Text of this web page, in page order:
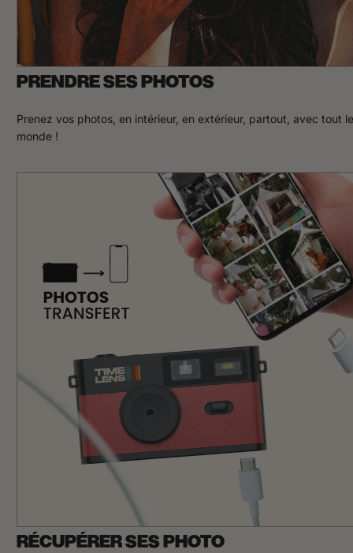
PRENDRE SES PHOTOS
Prenez vos photos, en intérieur, en extérieur, partout, avec tout le
monde !
RÉCUPÉRER SES PHOTO